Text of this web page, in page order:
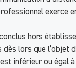
exerce
hors
lors que l’objet
inférieur ou égal à